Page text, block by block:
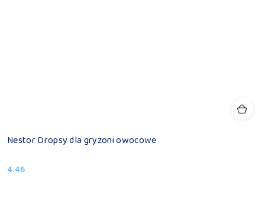
Nestor Dropsy dla gryzoni owocowe
Cena:
4.46